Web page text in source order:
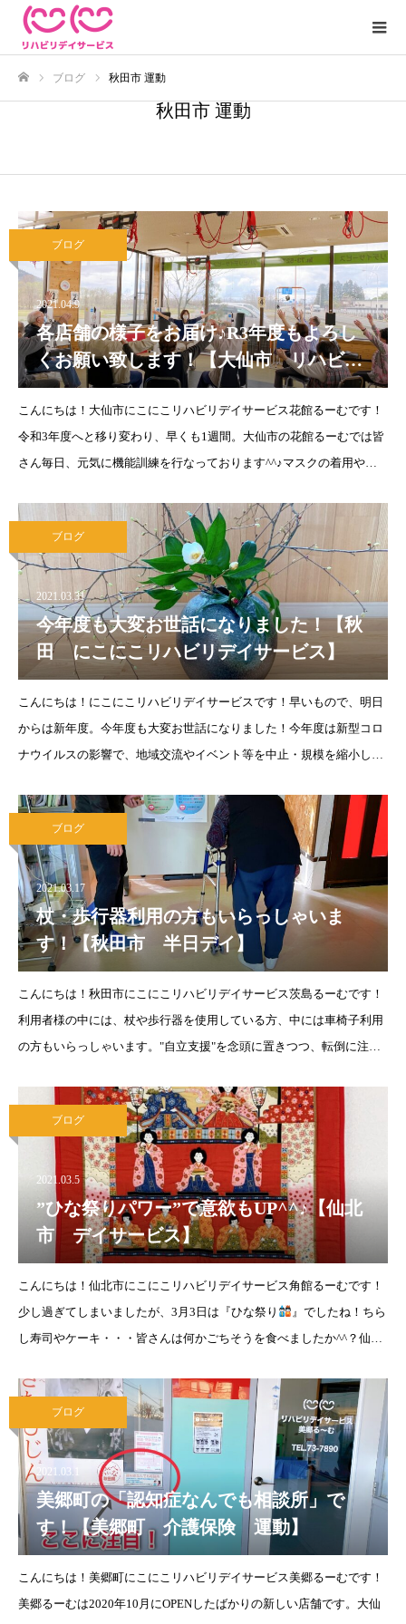
ブログ 秋田市 運動
秋田市 運動
ブログ
2021.04.9
各店舗の様子をお届け♪R3年度もよろし
くお願い致します！【大仙市 リハビ
リ】
こんにちは！大仙市にこにこリハビリデイサービス花館るーむです！
令和3年度へと移り変わり、早くも1週間。大仙市の花館るーむでは皆
さん毎日、元気に機能訓練を行なっております^^♪マスクの着用やこ
策にご協力い
ブログ
2021.03.31
今年度も大変お世話になりました！【秋
田 にこにこリハビリデイサービス】
こんにちは！にこにこリハビリデイサービスです！早いもので、明日
からは新年度。今年度も大変お世話になりました！今年度は新型コロ
ナウイルスの影響で、地域交流やイベント等を中止・規模を縮小して
拶を自粛させて頂く等、例年通
ブログ
2021.03.17
杖・歩行器利用の方もいらっしゃいま
す！【秋田市 半日デイ】
こんにちは！秋田市にこにこリハビリデイサービス茨島るーむです！
利用者様の中には、杖や歩行器を使用している方、中には車椅子利用
の方もいらっしゃいます。"自立支援"を念頭に置きつつ、転倒に注意
にはご支援をさせてい
ブログ
2021.03.5
”ひな祭りパワー”で意欲もUP^^♪【仙北
市 デイサービス】
こんにちは！仙北市にこにこリハビリデイサービス角館るーむです！
少し過ぎてしまいましたが、3月3日は『ひな祭り
』でしたね！ちら
し寿司やケーキ・・・皆さんは何かごちそうを食べましたか^^？仙北
け」を作ってきてください
ブログ
2021.03.1
美郷町の「認知症なんでも相談所」で
す！【美郷町 介護保険 運動】
こんにちは！美郷町にこにこリハビリデイサービス美郷るーむです！
美郷るーむは2020年10月にOPENしたばかりの新しい店舗です。大仙